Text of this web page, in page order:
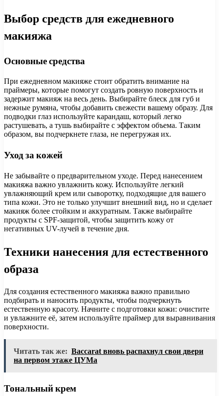
Выбор средств для ежедневного
макияжа
Основные средства
При ежедневном макияже стоит обратить внимание на
праймеры, которые помогут создать ровную поверхность и
задержит макияж на весь день. Выбирайте блеск для губ и
нежные румяна, чтобы добавить свежести вашему образу. Для
подводки глаз используйте карандаш, который легко
растушевать, а тушь выбирайте с эффектом объема. Таким
образом, вы подчеркнете глаза, не перегружая их.
Уход за кожей
Не забывайте о предварительном уходе. Перед нанесением
макияжа важно увлажнить кожу. Используйте легкий
увлажняющий крем или сыворотку, подходящие для вашего
типа кожи. Это не только улучшит внешний вид, но и сделает
макияж более стойким и аккуратным. Также выбирайте
продукты с SPF-защитой, чтобы защитить кожу от
негативных UV-лучей в течение дня.
Техники нанесения для естественного
образа
Для создания естественного макияжа важно правильно
подбирать и наносить продукты, чтобы подчеркнуть
естественную красоту. Начните с подготовки кожи: очистите
и увлажните её, затем используйте праймер для выравнивания
поверхности.
Читать так же: Baccarat вновь распахнул свои двери
на первом этаже ЦУМа
Тональный крем